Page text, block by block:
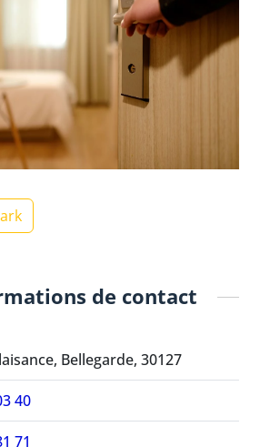
de contact
Bellegarde, 30127
40
71